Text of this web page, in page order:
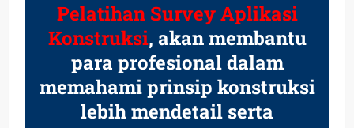
Pelatihan Survey Aplikasi
Konstruksi, akan membantu
para profesional dalam
memahami prinsip konstruksi
lebih mendetail serta